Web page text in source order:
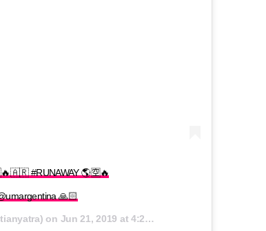
#RUNAWAY 🌎🈳🔥
🙏🏻
on Jun 21, 2019 at 4:20pm PDT